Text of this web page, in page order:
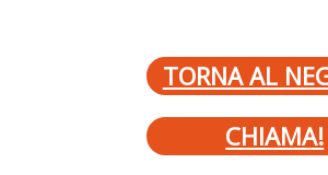
TORNA AL
CHIAMA!